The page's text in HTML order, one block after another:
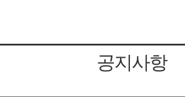
공지사항